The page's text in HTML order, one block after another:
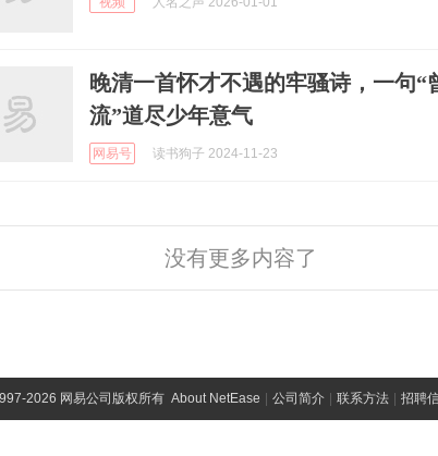
晚清一首怀才不遇的牢骚诗，一句“
流”道尽少年意气
网易号 读书狗子 2024-11-23
没有更多内容了
2026 网易公司版权所有 About NetEase 公司简介 联系方法 招聘